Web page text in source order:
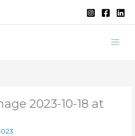
2023-10-18 at